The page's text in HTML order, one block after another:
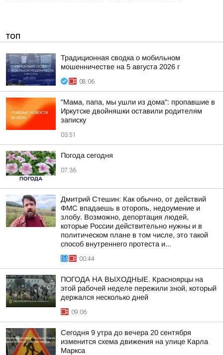
ТОП
Традиционная сводка о мобильном
мошенничестве на 5 августа 2026 г
08:06
"Мама, папа, мы ушли из дома": пропавшие в
Иркутске двойняшки оставили родителям
записку
03:51
Погода сегодня
07:36
Дмитрий Стешин: Как обычно, от действий
ФМС впадаешь в оторопь, недоумение и
злобу. Возможно, депортация людей,
которые России действительно нужны и в
политическом плане в том числе, это такой
способ внутреннего протеста и...
00:44
ПОГОДА НА ВЫХОДНЫЕ. Красноярцы на
этой рабочей неделе пережили зной, который
держался несколько дней
09:06
Сегодня 9 утра до вечера 20 сентября
изменится схема движения на улице Карла
Маркса